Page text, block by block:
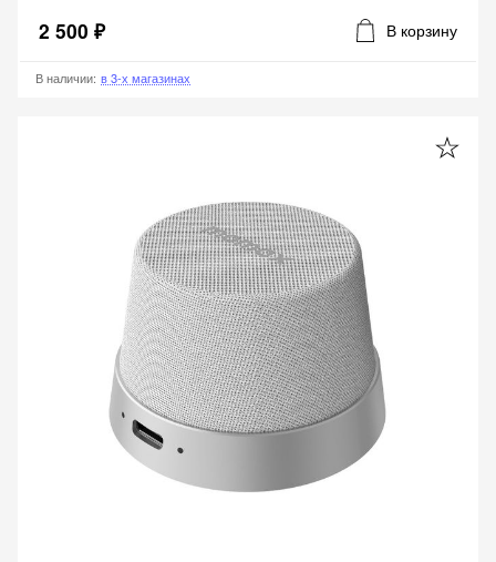
2 500 ₽ В корзину
В наличии: в 3-х магазинах